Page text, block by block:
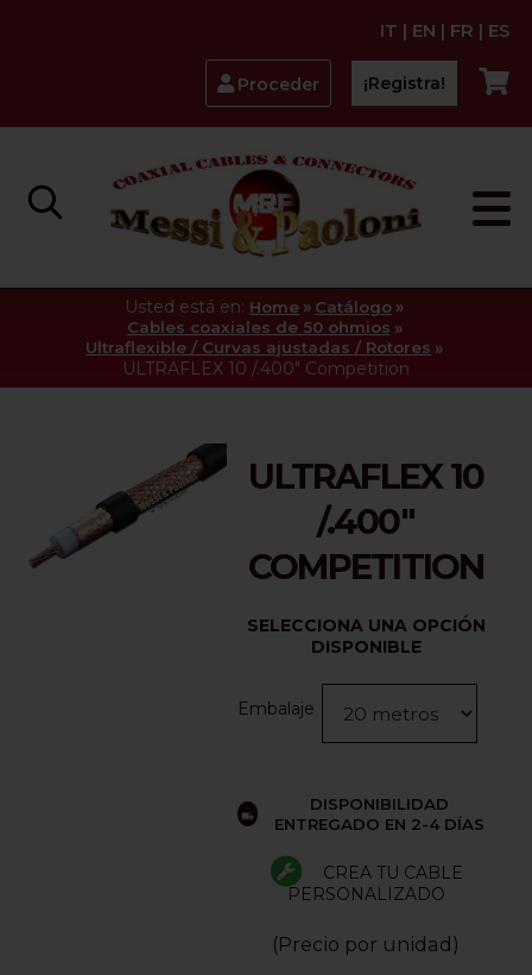
IT | EN | FR | ES
Proceder ¡Registra!
Usted está en: Home » Catálogo »
Cables coaxiales de 50 ohmios »
Ultraflexible / Curvas ajustadas / Rotores »
ULTRAFLEX 10 /.400" Competition
ULTRAFLEX 10
/.400"
COMPETITION
SELECCIONA UNA OPCIÓN
DISPONIBLE
Embalaje
DISPONIBILIDAD
ENTREGADO EN 2-4 DÍAS
CREA TU CABLE
PERSONALIZADO
(Precio por unidad)